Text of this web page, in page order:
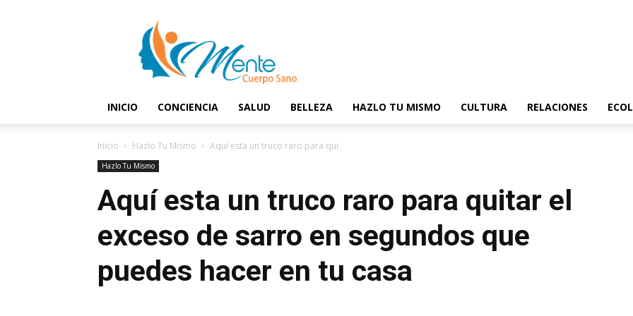
Cuerpo
Sano
INICIO CONCIENCIA SALUD BELLEZA HAZLO TU MISMO CULTURA RELACIONES
Inicio Hazlo Tu Mismo Aquí esta un truco raro para quitar el exceso de sarro en...
Hazlo Tu Mismo
Aquí esta un truco raro para quitar el
exceso de sarro en segundos que
puedes hacer en tu casa